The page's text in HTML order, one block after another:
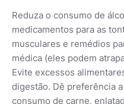
Reduza o consumo de
medicamentos para as
musculares e remédios
médica (eles podem
Evite excessos
digestão. Dê preferência
consumo de carne,